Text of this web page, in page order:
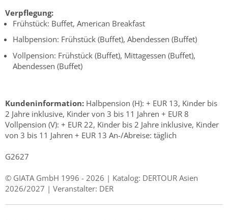
Verpflegung:
Frühstück: Buffet, American Breakfast
Halbpension: Frühstück (Buffet), Abendessen (Buffet)
Vollpension: Frühstück (Buffet), Mittagessen (Buffet),
Abendessen (Buffet)
Kundeninformation: Halbpension (H): + EUR 13, Kinder bis
2 Jahre inklusive, Kinder von 3 bis 11 Jahren + EUR 8
Vollpension (V): + EUR 22, Kinder bis 2 Jahre inklusive, Kinder
von 3 bis 11 Jahren + EUR 13 An-/Abreise: täglich
G2627
© GIATA GmbH 1996 - 2026 | Katalog: DERTOUR Asien
2026/2027 | Veranstalter: DER